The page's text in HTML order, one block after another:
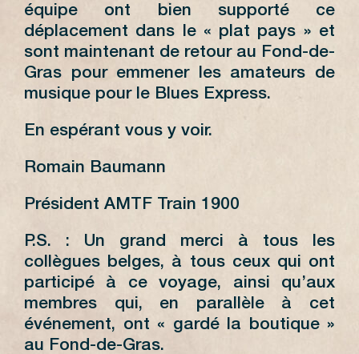
équipe ont bien supporté ce
déplacement dans le « plat pays » et
sont maintenant de retour au Fond-de-
Gras pour emmener les amateurs de
musique pour le Blues Express.
En espérant vous y voir.
Romain Baumann
Président AMTF Train 1900
P.S. : Un grand merci à tous les
collègues belges, à tous ceux qui ont
participé à ce voyage, ainsi qu’aux
membres qui, en parallèle à cet
événement, ont « gardé la boutique »
au Fond-de-Gras.